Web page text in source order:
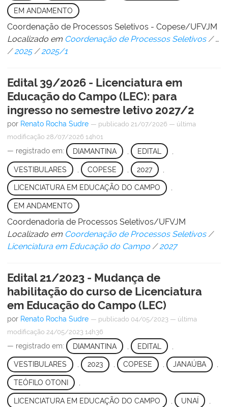
EM ANDAMENTO
Coordenação de Processos Seletivos - Copese/UFVJM
Localizado em Coordenação de Processos Seletivos /…
/2025 /2025/1
Edital 39/2026 - Licenciatura em
Educação do Campo (LEC): para
ingresso no semestre letivo 2027/2
por Renato Rocha Sudre — publicado 21/07/2026 — última
modificação 28/07/2026 14h01
— registrado em: DIAMANTINA EDITAL
VESTIBULARES COPESE 2027
LICENCIATURA EM EDUCAÇÃO DO CAMPO ,
EM ANDAMENTO
Coordenadoria de Processos Seletivos/UFVJM
Localizado em Coordenação de Processos Seletivos /
Licenciatura em Educação do Campo /2027
Edital 21/2023 - Mudança de
habilitação do curso de Licenciatura
em Educação do Campo (LEC)
por Renato Rocha Sudre — publicado 04/05/2023 — última
modificação 24/05/2023 14h36
— registrado em: DIAMANTINA EDITAL
VESTIBULARES , 2023 , COPESE , JANAÚBA ,
TEÓFILO OTONI
LICENCIATURA EM EDUCAÇÃO DO CAMPO UNAÍ